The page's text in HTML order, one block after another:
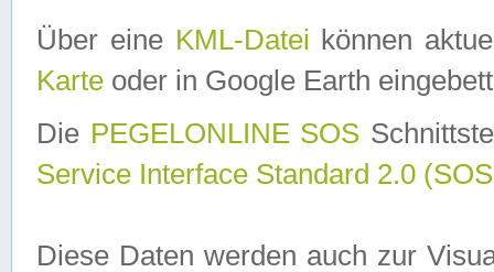
Über eine KML-Datei können
Karte oder in Google Earth
Die PEGELONLINE SOS
Service Interface Standard 2.0
Diese Daten werden auch zur